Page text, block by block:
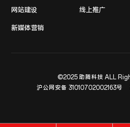
网站建设 线上推广
新媒体营销
©2025 助腾科技 ALL
沪公网安备 31010702002163号